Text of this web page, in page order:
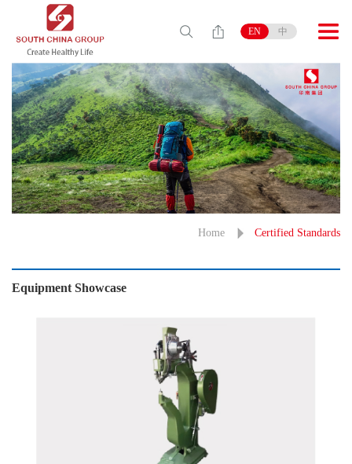
EN 中
Home Certified Standards
Equipment Showcase